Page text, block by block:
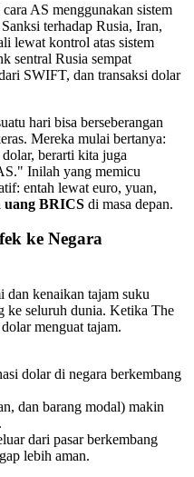
AS menggunakan sistem
terhadap Rusia, Iran,
lewat kontrol atas sistem
sentral Rusia sempat
SWIFT, dan transaksi dolar
hari bisa berseberangan
Mereka mulai bertanya:
berarti kita juga
Inilah yang memicu
entah lewat euro, yuan,
uang BRICS di masa depan.
ke Negara
dan kenaikan tajam suku
ke seluruh dunia. Ketika The
menguat tajam.
dolar di negara berkembang
dan barang modal) makin
dari pasar berkembang
lebih aman.